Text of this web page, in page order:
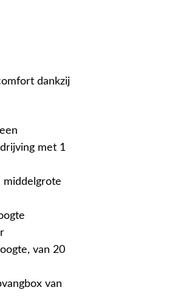
dankzij
met 1
middelgrote
van 20
van